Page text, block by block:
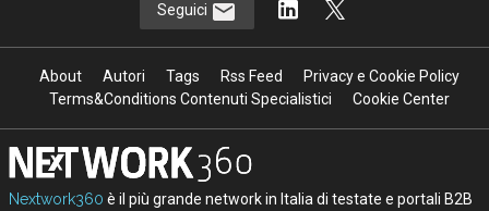
Seguici
About Autori Tags Rss Feed
Privacy e Cookie Policy
Terms&Conditions Contenuti Specialistici
Cookie Center
Nextwork360 è il più grande network in Italia di testate e portali B2B